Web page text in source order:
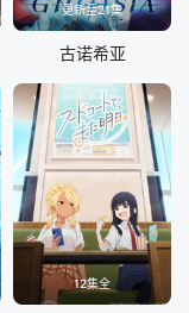
更新至21集
古诺希亚
12集全